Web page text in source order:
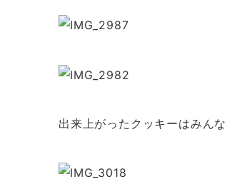
出来上がったクッキーはみん